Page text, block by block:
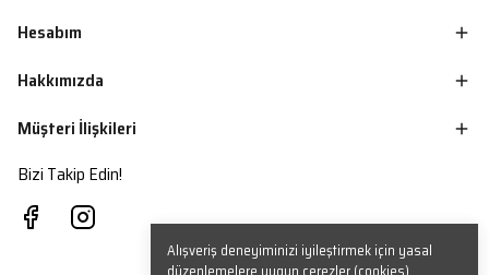
Alışveriş deneyiminizi iyileştirmek için yasal
Hesabım
Hakkımızda
Müşteri İlişkileri
Bizi Takip Edin!